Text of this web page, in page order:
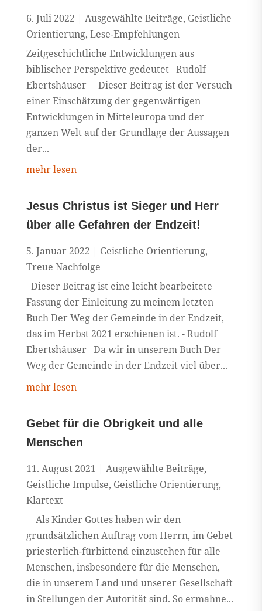
6. Juli 2022 | Ausgewählte Beiträge, Geistliche
Orientierung, Lese-Empfehlungen
Zeitgeschichtliche Entwicklungen aus
biblischer Perspektive gedeutet Rudolf
Ebertshäuser Dieser Beitrag ist der Versuch
einer Einschätzung der gegenwärtigen
Entwicklungen in Mitteleuropa und der
ganzen Welt auf der Grundlage der Aussagen
der...
mehr lesen
Jesus Christus ist Sieger und Herr
über alle Gefahren der Endzeit!
5. Januar 2022 | Geistliche Orientierung,
Treue Nachfolge
Dieser Beitrag ist eine leicht bearbeitete
Fassung der Einleitung zu meinem letzten
Buch Der Weg der Gemeinde in der Endzeit,
das im Herbst 2021 erschienen ist. - Rudolf
Ebertshäuser Da wir in unserem Buch Der
Weg der Gemeinde in der Endzeit viel über...
mehr lesen
Gebet für die Obrigkeit und alle
Menschen
11. August 2021 | Ausgewählte Beiträge,
Geistliche Impulse, Geistliche Orientierung,
Klartext
Als Kinder Gottes haben wir den
grundsätzlichen Auftrag vom Herrn, im Gebet
priesterlich-fürbittend einzustehen für alle
Menschen, insbesondere für die Menschen,
die in unserem Land und unserer Gesellschaft
in Stellungen der Autorität sind. So ermahne...